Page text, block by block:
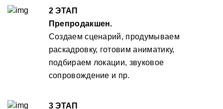
2 ЭТАП
Препродакшен.
Создаем сценарий, продумываем
раскадровку, готовим аниматику,
подбираем локации, звуковое
сопровождение и пр.
3 ЭТАП